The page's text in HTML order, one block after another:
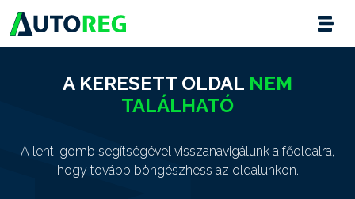
A KERESETT OLDAL NEM
TALÁLHATÓ
A lenti gomb segítségével visszanavigálunk a főoldalra,
hogy tovább böngészhess az oldalunkon.